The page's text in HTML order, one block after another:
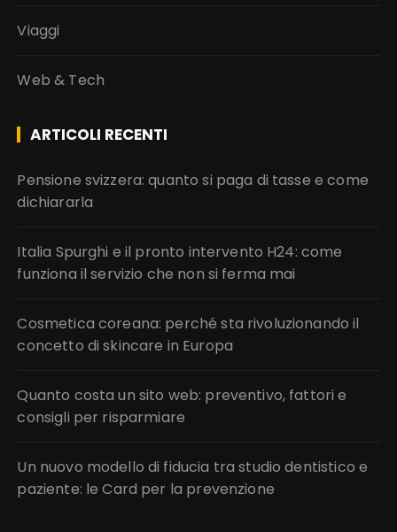
Viaggi
Web & Tech
ARTICOLI RECENTI
Pensione svizzera: quanto si paga di tasse e come
dichiararla
Italia Spurghi e il pronto intervento H24: come
funziona il servizio che non si ferma mai
Cosmetica coreana: perché sta rivoluzionando il
concetto di skincare in Europa
Quanto costa un sito web: preventivo, fattori e
consigli per risparmiare
Un nuovo modello di fiducia tra studio dentistico e
paziente: le Card per la prevenzione